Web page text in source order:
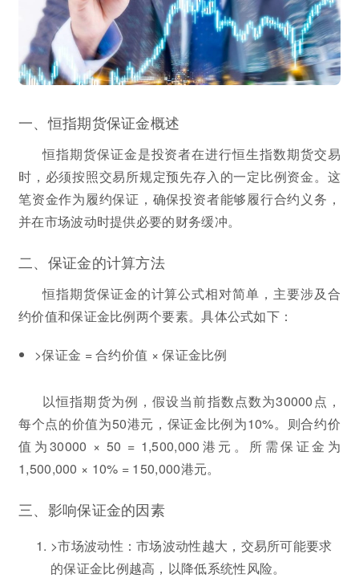
一、恒指期货保证金概述
恒指期货保证金是投资者在进行恒生指数期货交易
时，必须按照交易所规定预先存入的一定比例资金。这
笔资金作为履约保证，确保投资者能够履行合约义务，
并在市场波动时提供必要的财务缓冲。
二、保证金的计算方法
恒指期货保证金的计算公式相对简单，主要涉及合
约价值和保证金比例两个要素。具体公式如下：
>保证金 = 合约价值 × 保证金比例
以恒指期货为例，假设当前指数点数为30000点，
每个点的价值为50港元，保证金比例为10%。则合约价
值为30000 × 50 = 1,500,000港元。所需保证金为
1,500,000 × 10% = 150,000港元。
三、影响保证金的因素
>市场波动性：市场波动性越大，交易所可能要求
的保证金比例越高，以降低系统性风险。